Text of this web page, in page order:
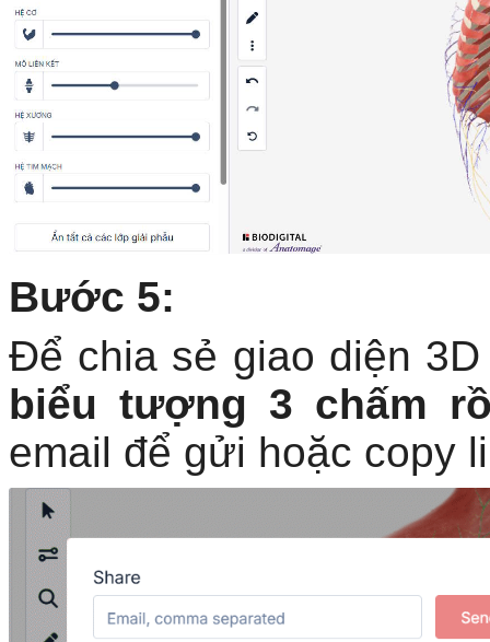
Bước 5:
Để chia sẻ giao diện
biểu tượng 3 chấm
email để gửi hoặc copy